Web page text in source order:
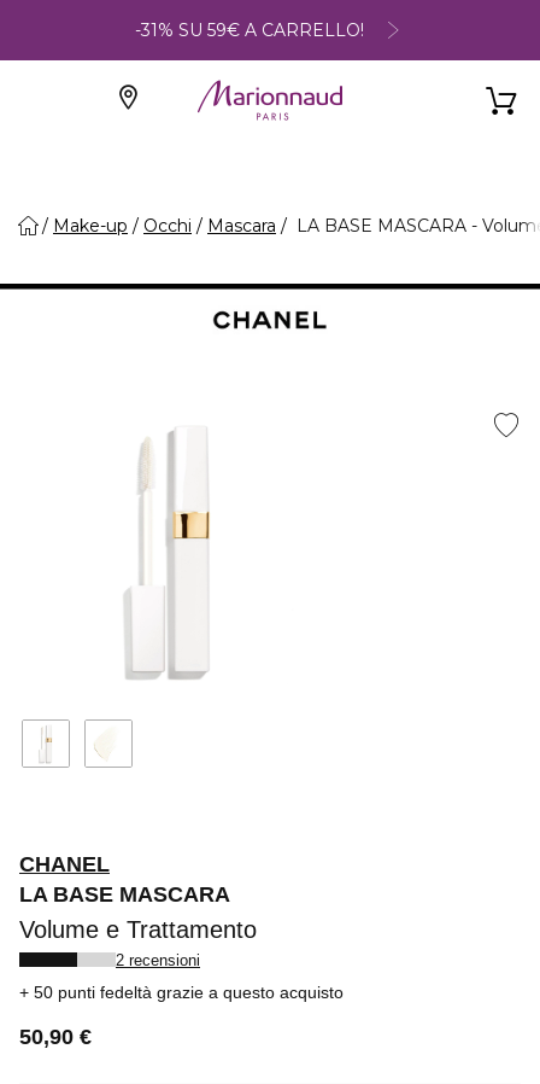
-31% SU 59€ A CARRELLO!
Make-up Occhi Mascara LA BASE MASCARA -
CHANEL
LA BASE MASCARA
Volume e Trattamento
2 recensioni
50 punti fedeltà grazie a questo acquisto
50,90 €